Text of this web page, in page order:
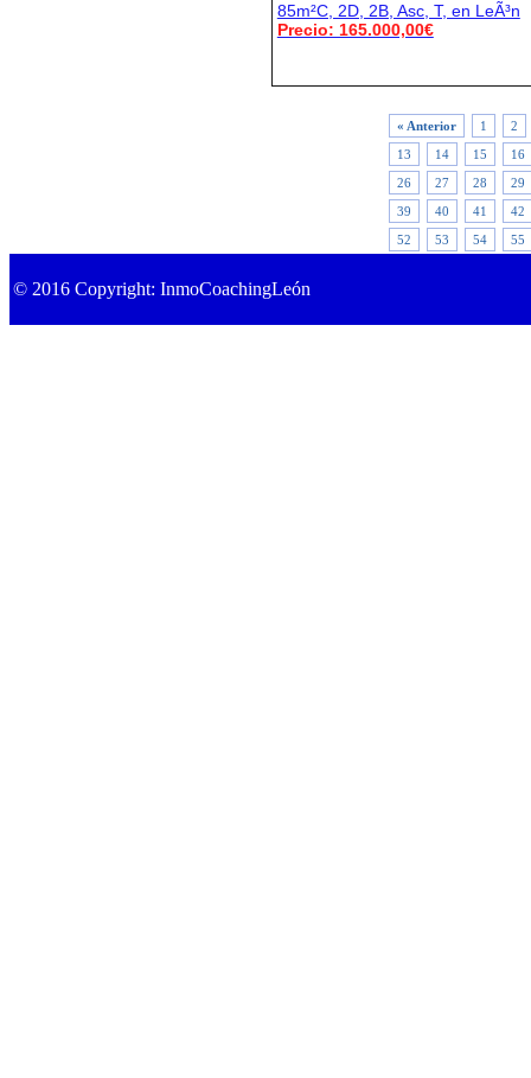
85m²C, 2D, 2B, Asc, T, en LeÃ³n
Precio: 165.000,00€
« Anterior 1
2
13
14 15
16
26
27 28
29
39
40 41
42
52
53 54 55
© 2016 Copyright: InmoCoachingLeón